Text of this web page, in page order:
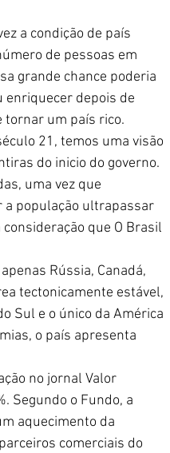
a condição de país
de pessoas em
grande chance poderia
enriquecer depois de
tornar um país rico.
21, temos uma visão
do inicio do governo.
uma vez que
a população ultrapassar
que O Brasil
Rússia, Canadá,
tectonicamente estável,
Sul e o único da América
o país apresenta
no jornal Valor
Segundo o Fundo, a
aquecimento da
comerciais do